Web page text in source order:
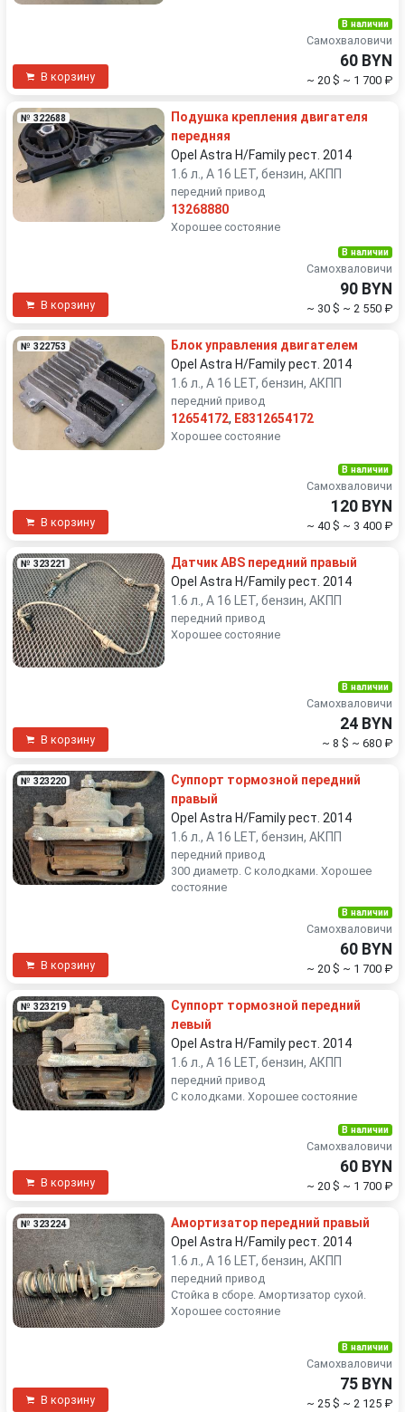
В корзину
В наличии
Самохваловичи
60 BYN
~ 20 $ ~ 1 700 ₽
№ 322688
Подушка крепления двигателя
передняя
Opel Astra H/Family рест. 2014
1.6 л., A 16 LET, бензин, АКПП
передний привод
13268880
Хорошее состояние
В корзину
В наличии
Самохваловичи
90 BYN
~ 30 $ ~ 2 550 ₽
№ 322753
Блок управления двигателем
Opel Astra H/Family рест. 2014
1.6 л., A 16 LET, бензин, АКПП
передний привод
12654172, E8312654172
Хорошее состояние
В корзину
В наличии
Самохваловичи
120 BYN
~ 40 $ ~ 3 400 ₽
№ 323221
Датчик ABS передний правый
Opel Astra H/Family рест. 2014
1.6 л., A 16 LET, бензин, АКПП
передний привод
Хорошее состояние
В корзину
В наличии
Самохваловичи
24 BYN
~ 8 $ ~ 680 ₽
№ 323220
Суппорт тормозной передний
правый
Opel Astra H/Family рест. 2014
1.6 л., A 16 LET, бензин, АКПП
передний привод
300 диаметр. С колодками. Хорошее
состояние
В корзину
В наличии
Самохваловичи
60 BYN
~ 20 $ ~ 1 700 ₽
№ 323219
Суппорт тормозной передний
левый
Opel Astra H/Family рест. 2014
1.6 л., A 16 LET, бензин, АКПП
передний привод
С колодками. Хорошее состояние
В корзину
В наличии
Самохваловичи
60 BYN
~ 20 $ ~ 1 700 ₽
№ 323224
Амортизатор передний правый
Opel Astra H/Family рест. 2014
1.6 л., A 16 LET, бензин, АКПП
передний привод
Стойка в сборе. Амортизатор сухой.
Хорошее состояние
В корзину
В наличии
Самохваловичи
75 BYN
~ 25 $ ~ 2 125 ₽